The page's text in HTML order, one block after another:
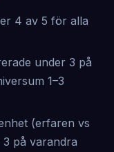
4 av 5 för alla
under 3 på
1–3
(erfaren vs
på varandra